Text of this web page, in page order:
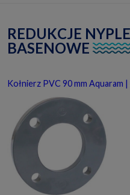
REDUKCJE
BASENOWE
Kołnierz PVC 90 mm Aquaram